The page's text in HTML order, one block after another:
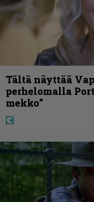
Tältä näyttää
perhelomalla
mekko”